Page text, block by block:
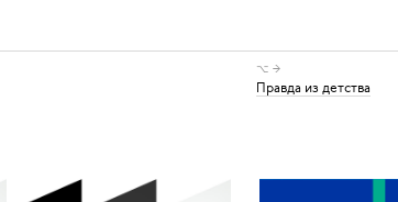
⌥ →
Правда из детства